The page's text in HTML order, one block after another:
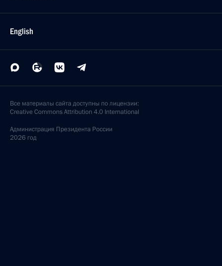
English
Все материалы сайта доступны по лицензии:
Creative Commons Attribution 4.0 International
Администрация Президента России
2026 год